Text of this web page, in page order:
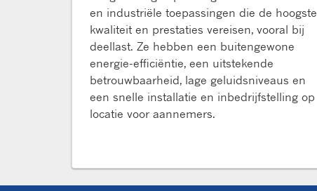
en industriële toepassingen die de hoogste
kwaliteit en prestaties vereisen, vooral bij
deellast. Ze hebben een buitengewone
energie-efficiëntie, een uitstekende
betrouwbaarheid, lage geluidsniveaus en
een snelle installatie en inbedrijfstelling op
locatie voor aannemers.